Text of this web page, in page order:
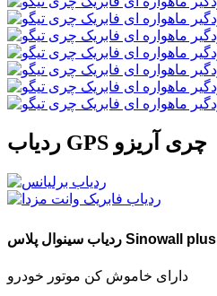
ردیاب GPS چری آریزو
ردیاب سینوال پلاس Sinowall plus
دارای خاموش کن موتور خودرو